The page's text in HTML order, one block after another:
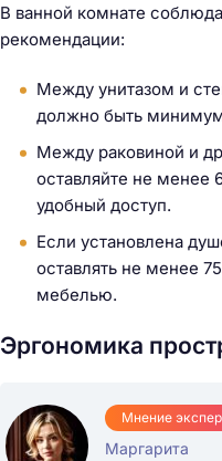
В ванной комнате
рекомендации:
Между унитазом и
должно быть
Между раковиной и
оставляйте не менее
удобный доступ.
Если установлена
оставлять не менее
мебелью.
Эргономика
Мнение
Маргарита
а